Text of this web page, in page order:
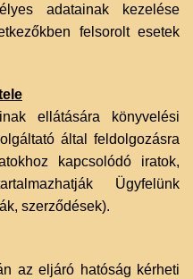
adatainak kezelése
felsorolt esetek
ellátására könyvelési
által feldolgozásra
kapcsolódó iratok,
Ügyfelünk
szerződések).
az eljáró hatóság kérheti